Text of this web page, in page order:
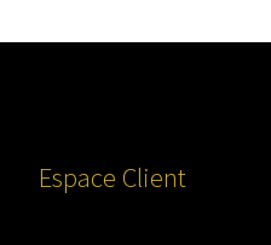
Espace Client